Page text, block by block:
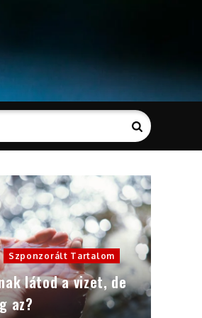
Search
Szponzorált Tartalom
látod a vizet, de
az?